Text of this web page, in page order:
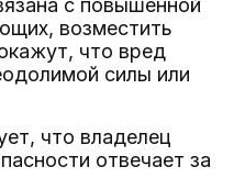
с повышенной
возместить
что вред
силы или
что владелец
отвечает за